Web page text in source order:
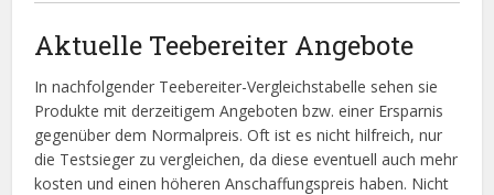
Aktuelle Teebereiter Angebote
In nachfolgender Teebereiter-Vergleichstabelle sehen sie
Produkte mit derzeitigem Angeboten bzw. einer Ersparnis
gegenüber dem Normalpreis. Oft ist es nicht hilfreich, nur
die Testsieger zu vergleichen, da diese eventuell auch mehr
kosten und einen höheren Anschaffungspreis haben. Nicht